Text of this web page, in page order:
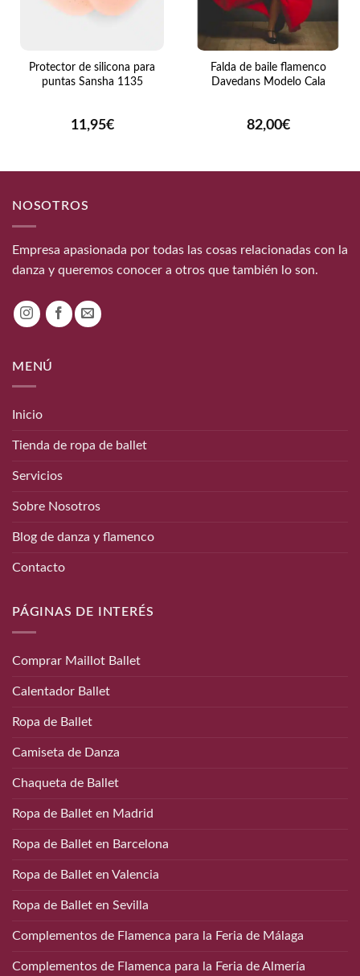
Protector de silicona para
puntas Sansha 1135
11,95€
Falda de baile flamenco
Davedans Modelo Cala
82,00€
NOSOTROS
Empresa apasionada por todas las cosas relacionadas con la
danza y queremos conocer a otros que también lo son.
MENÚ
Inicio
Tienda de ropa de ballet
Servicios
Sobre Nosotros
Blog de danza y flamenco
Contacto
PÁGINAS DE INTERÉS
Comprar Maillot Ballet
Calentador Ballet
Ropa de Ballet
Camiseta de Danza
Chaqueta de Ballet
Ropa de Ballet en Madrid
Ropa de Ballet en Barcelona
Ropa de Ballet en Valencia
Ropa de Ballet en Sevilla
Complementos de Flamenca para la Feria de Málaga
Complementos de Flamenca para la Feria de Almería